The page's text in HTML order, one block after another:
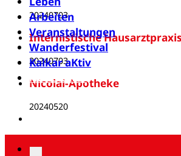
Arbeiten
Veranstaltungen
Wanderfestival
Kalkar aKtiv
Newsletter
20240703
Internistische
20240703
Nicolai-Apotheke
20240520